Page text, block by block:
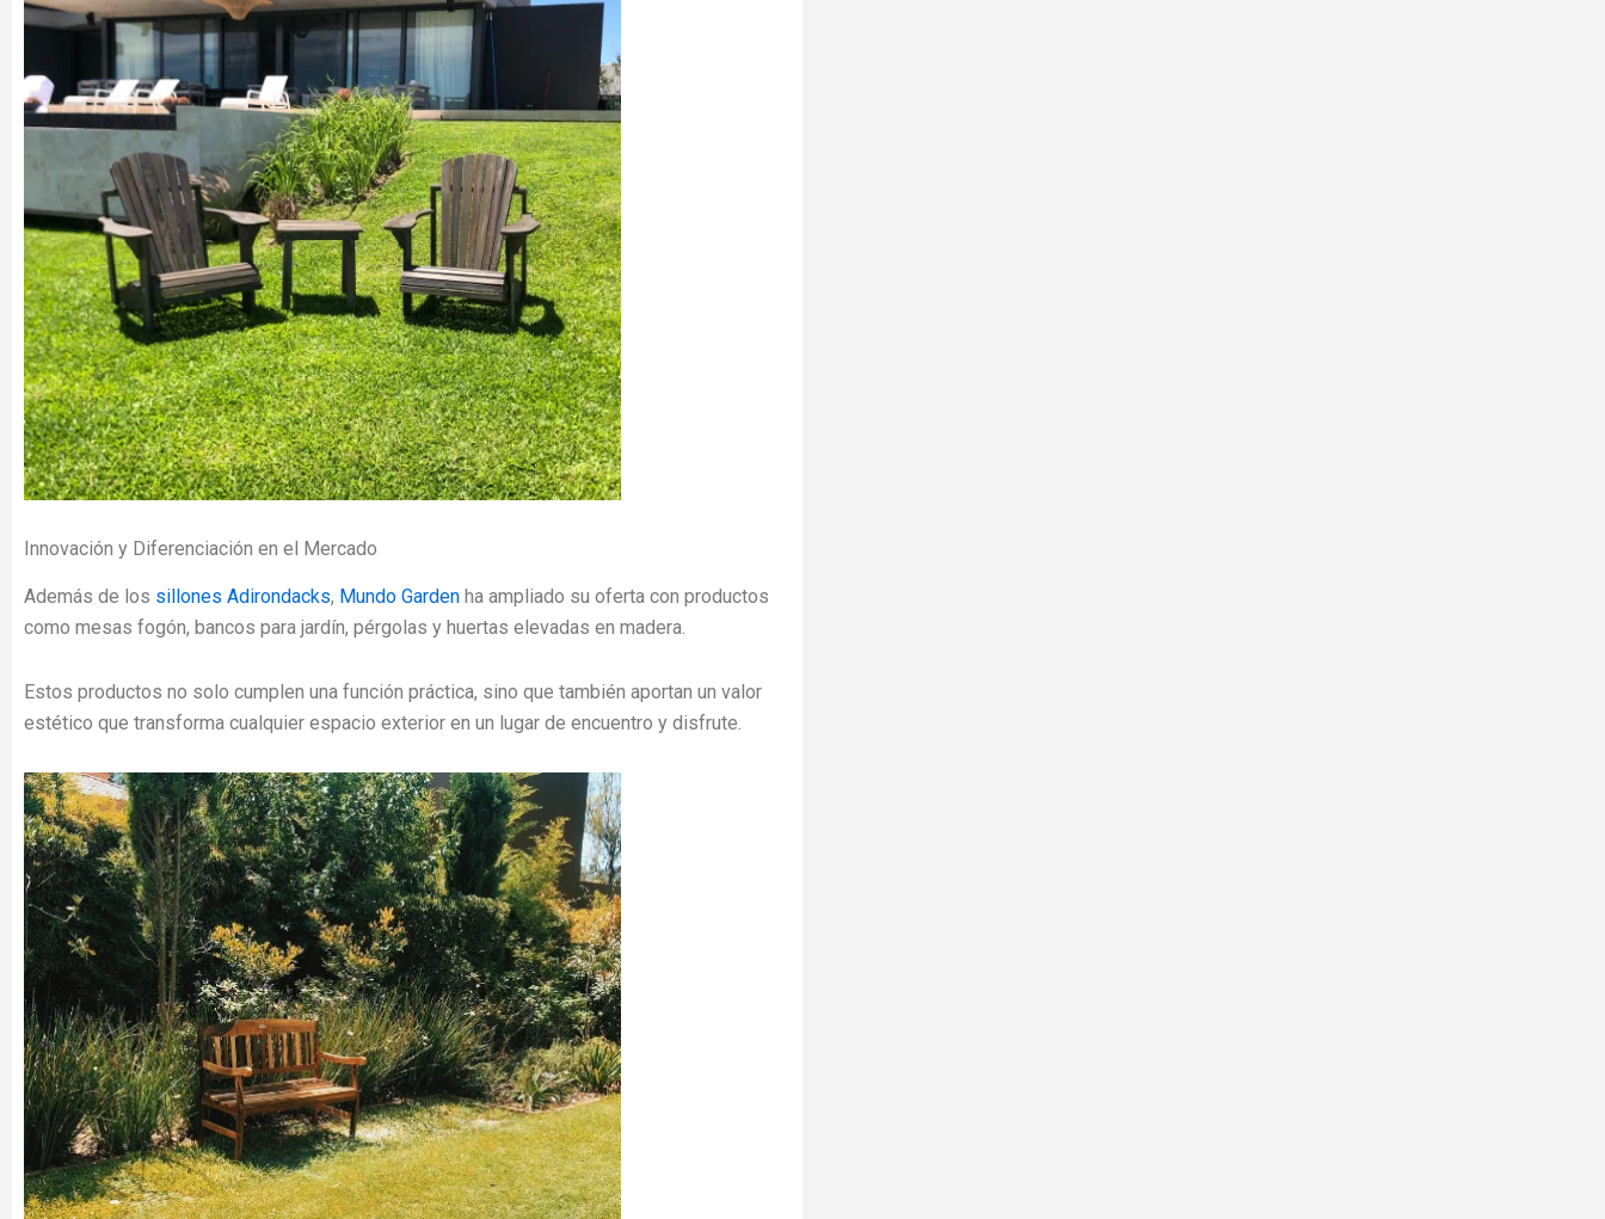
Innovación y Diferenciación en el Mercado
Además de los sillones Adirondacks, Mundo Garden ha ampliado su oferta con productos
como mesas fogón, bancos para jardín, pérgolas y huertas elevadas en madera.
Estos productos no solo cumplen una función práctica, sino que también aportan un valor
estético que transforma cualquier espacio exterior en un lugar de encuentro y disfrute.